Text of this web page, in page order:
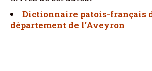
Dictionnaire patois-français
département de l’Aveyron